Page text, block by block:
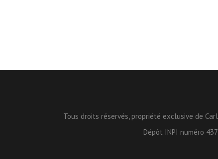
Tous droits réservés, propriété exclusive de
Dépôt INPI numéro